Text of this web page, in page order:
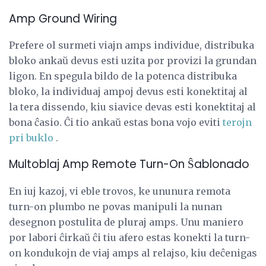
Amp Ground Wiring
Prefere ol surmeti viajn amps individue, distribuka
bloko ankaŭ devus esti uzita por provizi la grundan
ligon. En spegula bildo de la potenca distribuka
bloko, la individuaj ampoj devus esti konektitaj al
la tera dissendo, kiu siavice devas esti konektitaj al
bona ĉasio. Ĉi tio ankaŭ estas bona vojo eviti terojn
pri buklo .
Multoblaj Amp Remote Turn-On Ŝablonado
En iuj kazoj, vi eble trovos, ke ununura remota
turn-on plumbo ne povas manipuli la nunan
desegnon postulita de pluraj amps. Unu maniero
por labori ĉirkaŭ ĉi tiu afero estas konekti la turn-
on kondukojn de viaj amps al relajso, kiu deĉenigas